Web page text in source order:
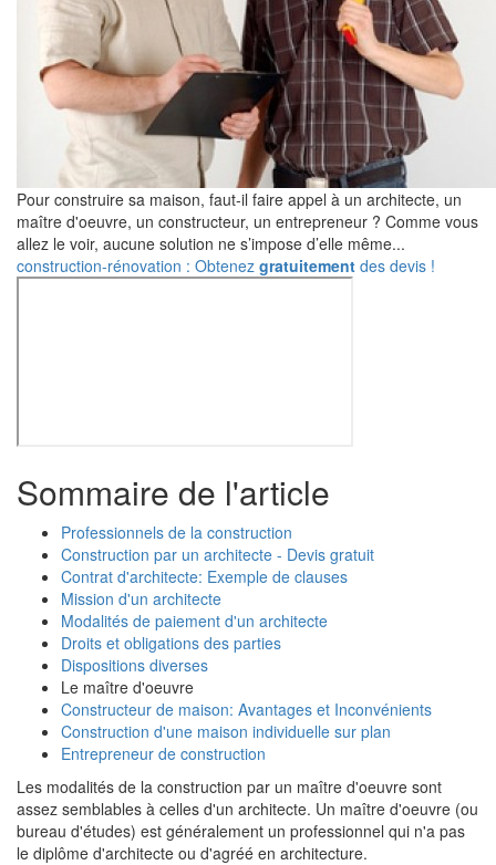
Pour construire sa maison, faut-il faire appel à un architecte, un
maître d'oeuvre, un constructeur, un entrepreneur ? Comme vous
allez le voir, aucune solution ne s’impose d’elle même...
construction-rénovation : Obtenez gratuitement des devis !
Sommaire de l'article
Professionnels de la construction
Construction par un architecte - Devis gratuit
Contrat d'architecte: Exemple de clauses
Mission d'un architecte
Modalités de paiement d'un architecte
Droits et obligations des parties
Dispositions diverses
Le maître d'oeuvre
Constructeur de maison: Avantages et Inconvénients
Construction d'une maison individuelle sur plan
Entrepreneur de construction
Les modalités de la construction par un maître d'oeuvre sont
assez semblables à celles d'un architecte. Un maître d'oeuvre (ou
bureau d'études) est généralement un professionnel qui n'a pas
le diplôme d'architecte ou d'agréé en architecture.